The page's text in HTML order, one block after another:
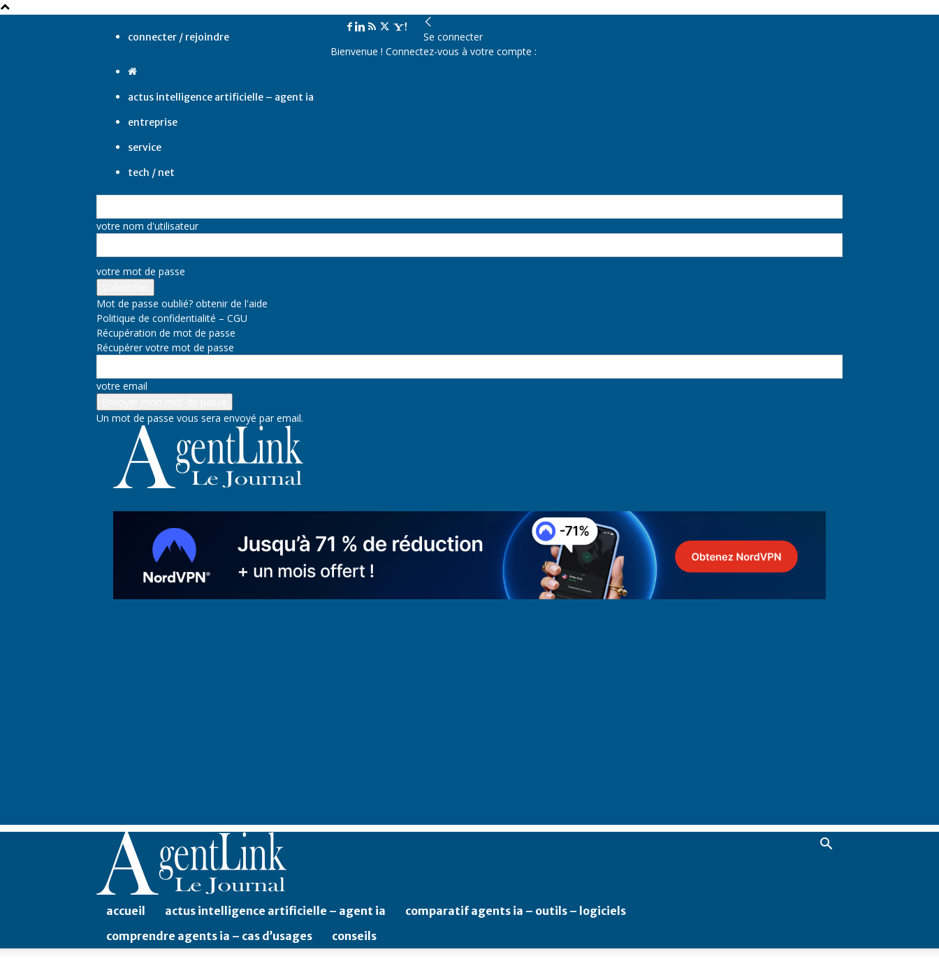
connecter / rejoindre
actus intelligence artificielle – agent ia
entreprise
service
tech / net
Se connecter
Bienvenue ! Connectez-vous à votre compte :
votre nom d'utilisateur
votre mot de passe
Mot de passe oublié? obtenir de l'aide
Politique de confidentialité – CGU
Récupération de mot de passe
Récupérer votre mot de passe
votre email
Un mot de passe vous sera envoyé par email.
accueil actus intelligence artificielle – agent ia
comparatif agents ia – outils – logiciels
comprendre agents ia – cas d’usages
conseils